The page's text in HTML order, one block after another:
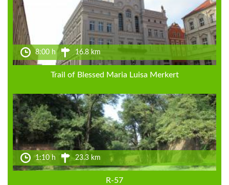
8:00 h 16.8 km
Trail of Blessed Maria Luisa Merkert
1:10 h 23.3 km
R-57